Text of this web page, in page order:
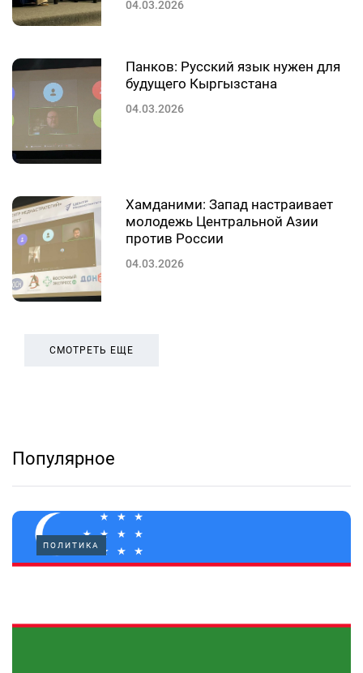
04.03.2026
Панков: Русский язык нужен для
будущего Кыргызстана
04.03.2026
Хамданими: Запад настраивает
молодежь Центральной Азии
против России
04.03.2026
СМОТРЕТЬ ЕЩЕ
Популярное
ПОЛИТИКА